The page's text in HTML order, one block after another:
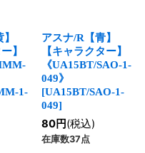
】
1-
アスナ/R【青】
【キャラクター】
《UA15BT/SAO-1-
049》
[UA15BT/SAO-1-
049]
80円(税込)
在庫数37点